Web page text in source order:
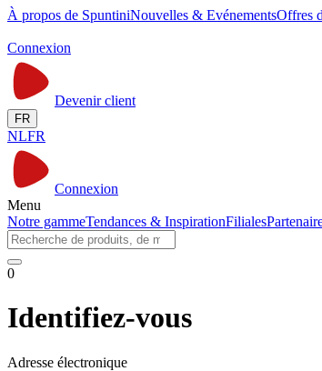
À propos de SpuntiniNouvelles & EvénementsOffres
Connexion
Devenir client
FR
NLFR
Connexion
Menu
Notre gammeTendances & InspirationFiliales
0
Identifiez-vous
Adresse électronique